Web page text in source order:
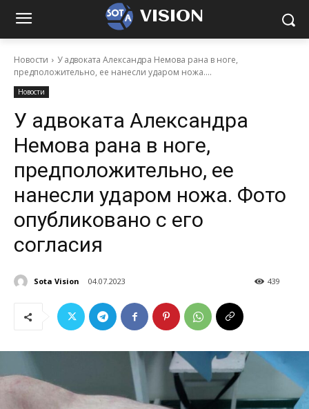
VISION
Новости
У адвоката Александра Немова рана в ноге,
предположительно, ее нанесли ударом ножа....
Новости
У адвоката Александра
Немова рана в ноге,
предположительно, ее
нанесли ударом ножа. Фото
опубликовано с его
согласия
Sota Vision 04.07.2023 439